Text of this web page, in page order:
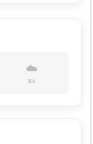
☁️
TIEŇ